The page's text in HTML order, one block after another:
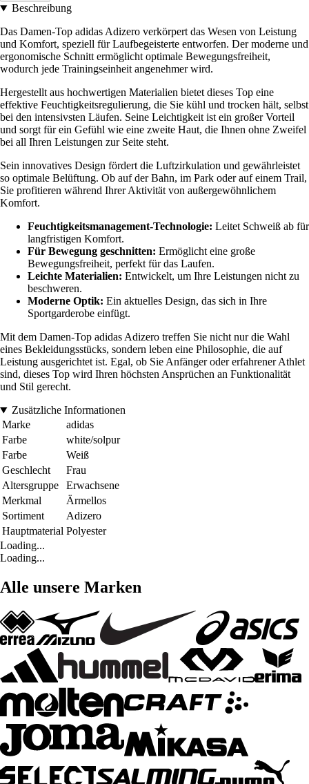
Beschreibung
Das Damen-Top adidas Adizero verkörpert das Wesen von Leistung
und Komfort, speziell für Laufbegeisterte entworfen. Der moderne und
ergonomische Schnitt ermöglicht optimale Bewegungsfreiheit,
wodurch jede Trainingseinheit angenehmer wird.
Hergestellt aus hochwertigen Materialien bietet dieses Top eine
effektive Feuchtigkeitsregulierung, die Sie kühl und trocken hält, selbst
bei den intensivsten Läufen. Seine Leichtigkeit ist ein großer Vorteil
und sorgt für ein Gefühl wie eine zweite Haut, die Ihnen ohne Zweifel
bei all Ihren Leistungen zur Seite steht.
Sein innovatives Design fördert die Luftzirkulation und gewährleistet
so optimale Belüftung. Ob auf der Bahn, im Park oder auf einem Trail,
Sie profitieren während Ihrer Aktivität von außergewöhnlichem
Komfort.
Feuchtigkeitsmanagement-Technologie: Leitet Schweiß ab für
langfristigen Komfort.
Für Bewegung geschnitten: Ermöglicht eine große
Bewegungsfreiheit, perfekt für das Laufen.
Leichte Materialien: Entwickelt, um Ihre Leistungen nicht zu
beschweren.
Moderne Optik: Ein aktuelles Design, das sich in Ihre
Sportgarderobe einfügt.
Mit dem Damen-Top adidas Adizero treffen Sie nicht nur die Wahl
eines Bekleidungsstücks, sondern leben eine Philosophie, die auf
Leistung ausgerichtet ist. Egal, ob Sie Anfänger oder erfahrener Athlet
sind, dieses Top wird Ihren höchsten Ansprüchen an Funktionalität
und Stil gerecht.
Zusätzliche Informationen
Marke
adidas
Farbe
white/solpur
Farbe
Weiß
Geschlecht
Frau
Altersgruppe
Erwachsene
Merkmal
Ärmellos
Sortiment
Adizero
Hauptmaterial Polyester
Loading...
Loading...
Alle unsere Marken